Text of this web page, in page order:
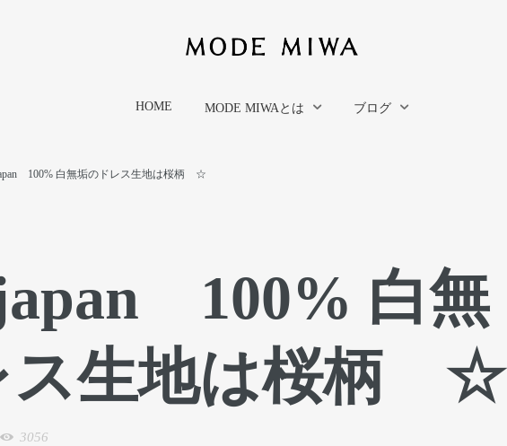
HOME MODE MIWAとは ブログ
100% 白無垢のドレス生地は桜柄 ☆
100% 白無
ス生地は桜柄 ☆
3056